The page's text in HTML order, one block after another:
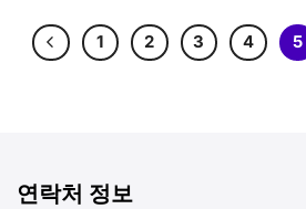
1 2 3 4 5
연락처 정보